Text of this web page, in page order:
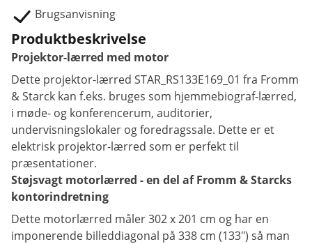
Brugsanvisning
Produktbeskrivelse
Projektor-lærred med motor
Dette projektor-lærred STAR_RS133E169_01 fra Fromm
& Starck kan f.eks. bruges som hjemmebiograf-lærred,
i møde- og konferencerum, auditorier,
undervisningslokaler og foredragssale. Dette er et
elektrisk projektor-lærred som er perfekt til
præsentationer.
Støjsvagt motorlærred - en del af Fromm & Starcks
kontorindretning
Dette motorlærred måler 302 x 201 cm og har en
imponerende billeddiagonal på 338 cm (133") så man